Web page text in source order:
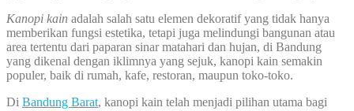
Kanopi kain adalah salah satu elemen dekoratif yang tidak hanya
memberikan fungsi estetika, tetapi juga melindungi bangunan atau
area tertentu dari paparan sinar matahari dan hujan, di Bandung
yang dikenal dengan iklimnya yang sejuk, kanopi kain semakin
populer, baik di rumah, kafe, restoran, maupun toko-toko.
Di Bandung Barat, kanopi kain telah menjadi pilihan utama bagi